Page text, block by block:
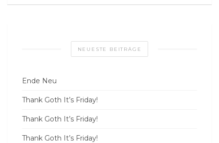
NEUESTE BEITRÄGE
Ende Neu
Thank Goth It’s Friday!
Thank Goth It’s Friday!
Thank Goth It’s Friday!